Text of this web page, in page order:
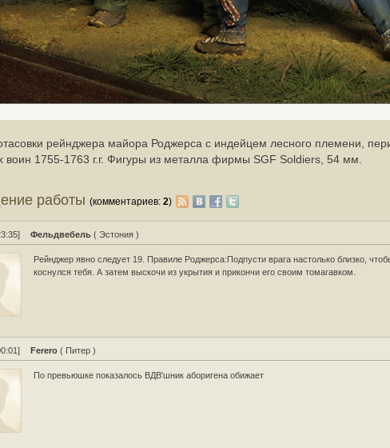
рейнджера майора Роджерса с индейцем лесного племени,
воин 1755-1763 г.г. Фигуры из металла фирмы SGF Soldiers, 54 мм.
работы(комментариев:2)
Фельдвебель ( Эстония )
Рейнджер явно следует 19. Правиле Роджерса:Подпусти врага настолько близко,
коснулся тебя. А затем выскочи из укрытия и прикончи его своим томагавком.
Ferero ( Питер )
По превьюшке показалось ВДВ'шник аборигена обижает